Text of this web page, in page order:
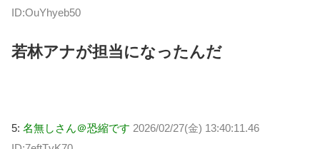
ID:OuYhyeb50
若林アナが担当になったんだ
5: 名無しさん＠恐縮です 2026/02/27(金) 13:40:11.46